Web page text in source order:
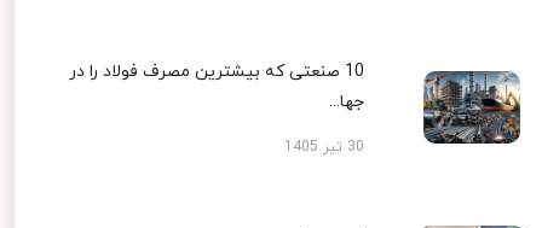
10 صنعتی که بیشترین مصرف فولاد را در
جها...
30 تیر 1405